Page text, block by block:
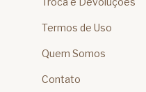
Termos de Uso
Quem Somos
Contato